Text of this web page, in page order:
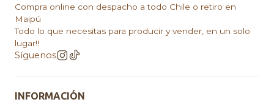
Compra online con despacho a todo Chile o retiro en
Maipú
Todo lo que necesitas para producir y vender, en un solo
lugar!!
Síguenos
INFORMACIÓN